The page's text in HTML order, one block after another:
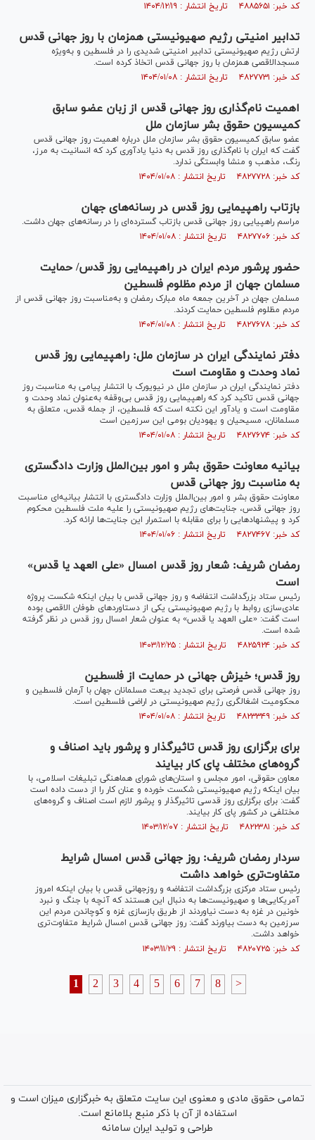
کد خبر: ۴۸۸۵۶۵۱ تاریخ انتشار : ۱۴۰۴/۱۲/۱۹
تدابیر امنیتی رژیم صهیونیستی همزمان با روز جهانی قدس
ارتش رژیم صهیونیستی تدابیر امنیتی شدیدی را در فلسطین و به‌ویژه
مسجد‌الاقصی همزمان با روز جهانی قدس اتخاذ کرده است.
کد خبر: ۴۸۲۷۷۳۱ تاریخ انتشار : ۱۴۰۴/۰۱/۰۸
اهمیت نام‌گذاری روز جهانی قدس از زبان عضو سابق
کمیسیون حقوق بشر سازمان ملل
عضو سابق کمیسیون حقوق بشر سازمان ملل درباره اهمیت روز جهانی قدس
گفت که ایران با نام‌گذاری روز قدس به دنیا یادآوری کرد که انسانیت به مرز،
رنگ، مذهب و منشا وابستگی ندارد.
کد خبر: ۴۸۲۷۷۲۸ تاریخ انتشار : ۱۴۰۴/۰۱/۰۸
بازتاب راهپیمایی روز قدس در رسانه‌های جهان
مراسم راهپیایی روز جهانی قدس بازتاب گسترده‌ای را در رسانه‌های جهان داشت.
کد خبر: ۴۸۲۷۷۰۶ تاریخ انتشار : ۱۴۰۴/۰۱/۰۸
حضور پرشور مردم ایران در راهپیمایی روز قدس/ حمایت
مسلمان جهان از مردم مظلوم فلسطین
مسلمان جهان در آخرین جمعه ماه مبارک رمضان و به‌مناسبت روز جهانی قدس از
مردم مظلوم فلسطین حمایت کردند.
کد خبر: ۴۸۲۷۶۷۸ تاریخ انتشار : ۱۴۰۴/۰۱/۰۸
دفتر نمایندگی ایران در سازمان ملل: راهپیمایی روز قدس
نماد وحدت و مقاومت است
دفتر نمایندگی ایران در سازمان ملل در نیویورک با انتشار پیامی به مناسبت روز
جهانی قدس تاکید کرد که راهپیمایی روز قدس بی‌وقفه به‌عنوان نماد وحدت و
مقاومت است و یادآور این نکته است که فلسطین، از جمله قدس، متعلق به
مسلمانان، مسیحیان و یهودیان بومی این سرزمین است
کد خبر: ۴۸۲۷۶۷۴ تاریخ انتشار : ۱۴۰۴/۰۱/۰۸
بیانیه معاونت حقوق بشر و امور بین‌الملل وزارت دادگستری
به مناسبت روز جهانی قدس
معاونت حقوق بشر و امور بین‌الملل وزارت دادگستری با انتشار بیانیه‌ای مناسبت
روز جهانی قدس، جنایت‌های رژیم صهیونیستی را علیه ملت فلسطین محکوم
کرد و پیشنهادهایی را برای مقابله با استمرار این جنایت‌ها ارائه کرد.
کد خبر: ۴۸۲۷۴۶۷ تاریخ انتشار : ۱۴۰۴/۰۱/۰۶
رمضان شریف: شعار روز قدس امسال «علی العهد یا قدس»
است
رئیس ستاد بزرگداشت انتفاضه و روز جهانی قدس با بیان اینکه شکست پروژه
عادی‌سازی روابط با رژیم صهیونیستی یکی از دستاوردهای طوفان الاقصی بوده
است گفت: «علی العهد یا قدس» به عنوان شعار امسال روز قدس در نظر گرفته
شده است.
کد خبر: ۴۸۲۵۹۲۴ تاریخ انتشار : ۱۴۰۳/۱۲/۲۵
روز قدس؛ خیزش جهانی در حمایت از فلسطین
روز جهانی قدس فرصتی برای تجدید بیعت مسلمانان جهان با آرمان فلسطین و
محکومیت اشغالگری رژیم صهیونیستی در اراضی فلسطین است.
کد خبر: ۴۸۲۳۳۴۹ تاریخ انتشار : ۱۴۰۴/۰۱/۰۸
برای برگزاری روز قدس تاثیرگذار و پرشور باید اصناف و
گروه‌های مختلف پای کار بیایند
معاون حقوقی، امور مجلس و استان‌های شورای هماهنگی تبلیغات اسلامی، با
بیان اینکه رژیم صهیونیستی شکست خورده و عنان کار را از دست داده است
گفت: برای برگزاری روز قدسی تاثیرگذار و پرشور لازم است اصناف و گروه‌های
مختلفی در کشور پای کار بیایند.
کد خبر: ۴۸۲۲۳۸۱ تاریخ انتشار : ۱۴۰۳/۱۲/۰۷
سردار رمضان شریف: روز جهانی قدس امسال شرایط
متفاوت‌تری خواهد داشت
رئیس ستاد مرکزی بزرگداشت انتفاضه و روزجهانی قدس با بیان اینکه امروز
آمریکایی‌ها و صهیونیست‌ها به دنبال این هستند که آنچه با جنگ و نبرد
خونین در غزه به دست نیاوردند از طریق بازسازی غزه و کوچاندن مردم این
سرزمین به دست بیاورند گفت: روز جهانی قدس امسال شرایط متفاوت‌تری
خواهد داشت.
کد خبر: ۴۸۲۰۷۲۵ تاریخ انتشار : ۱۴۰۳/۱۱/۲۹
1 2 3 4 5 6 7 8 >
تمامی حقوق مادی و معنوی این سایت متعلق به خبرگزاری میزان است و
استفاده از آن با ذکر منبع بلامانع است.
طراحی و تولید ایران سامانه